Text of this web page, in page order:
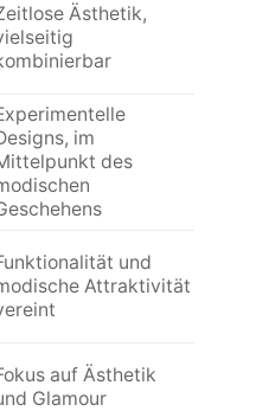
Ästhetik,
im
des
und
Attraktivität
auf Ästhetik
Glamour